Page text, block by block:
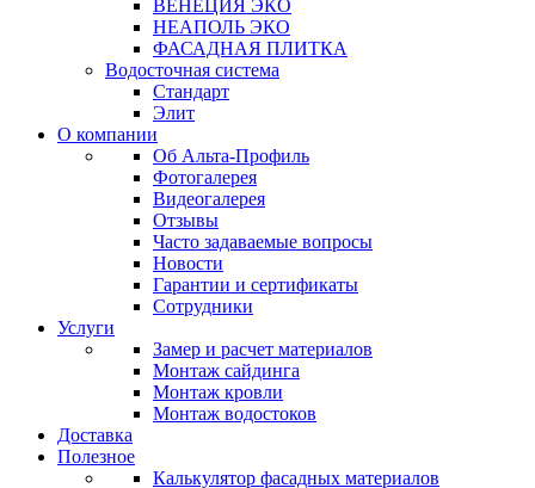
ВЕНЕЦИЯ ЭКО
НЕАПОЛЬ ЭКО
ФАСАДНАЯ ПЛИТКА
Водосточная система
Стандарт
Элит
О компании
Об Альта-Профиль
Фотогалерея
Видеогалерея
Отзывы
Часто задаваемые вопросы
Новости
Гарантии и сертификаты
Сотрудники
Услуги
Замер и расчет материалов
Монтаж сайдинга
Монтаж кровли
Монтаж водостоков
Доставка
Полезное
Калькулятор фасадных материалов